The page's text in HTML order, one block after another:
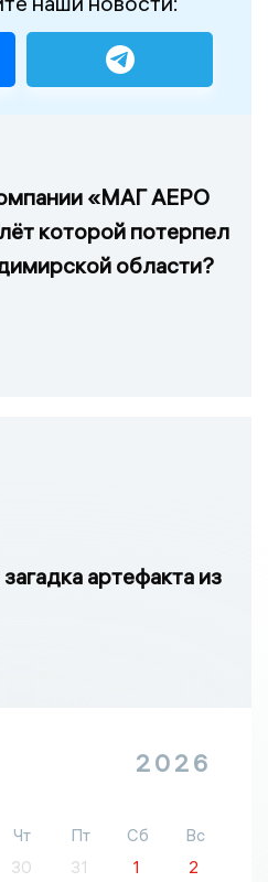
«МАГ АЕРО
которой потерпел
области?
артефакта из
2026
Чт Пт Сб
Вс
30 31 1 2